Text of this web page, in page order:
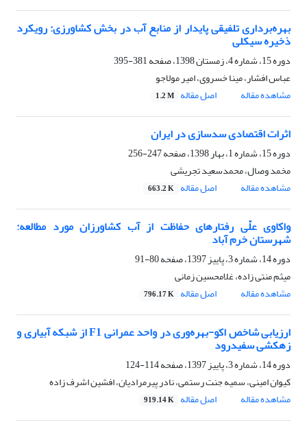
بهره‌برداری تلفیقی پایدار از منابع آب در بخش کشاورزی: رویکرد
ذخیره سیکلی
دوره 15، شماره 4، زمستان 1398، صفحه
381-395
عباس افشار، مینا خسروی، امیر مولاجو
مشاهده مقاله
اصل مقاله 1.2 M
اثرات اقتصادی سدسازی در ایران
دوره 15، شماره 1، بهار 1398، صفحه
247-256
مخمد وصال، محمدسعید تجریشی
مشاهده مقاله
اصل مقاله 663.2 K
واکاوی علّی رفتارهای حفاظت از آب کشاورزان مورد مطالعه:
شهرستان خرم آباد
دوره 14، شماره 3، پاییز 1397، صفحه
80-91
میثم منتی زاده، غلامحسین زمانی
مشاهده مقاله
اصل مقاله 796.17 K
ارزیابی شاخص اکو-بهره‌وری در واحد عمرانی F1 از شبکه آبیاری و
زهکشی سفیدرود
دوره 14، شماره 3، پاییز 1397، صفحه
114-124
کیوان امینی، سمیه جنت رستمی، نادر پیرمرادیان، افشین اشرف زاده
مشاهده مقاله
اصل مقاله 919.14 K